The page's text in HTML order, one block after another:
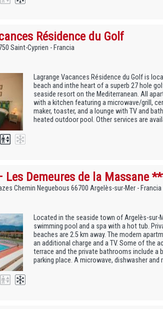
Résidence du Golf
Saint-Cyprien - Francia
Lagrange Vacances Résidence du Golf is
beach and inthe heart of a superb 27 hole
seaside resort on the Mediterranean. All
with a kitchen featuring a microwave/grill,
maker, toaster, and a lounge with TV and
heated outdoor pool. Other services are
Les Demeures de la Massane
Chemin Neguebous 66700 Argelès-sur-Mer - Francia
Located in the seaside town of Argelès-
swimming pool and a spa with a hot tub.
beaches are 2.5 km away. The modern
an additional charge and a TV. Some of the
terrace and the private bathrooms include
parking place. A microwave, dishwasher